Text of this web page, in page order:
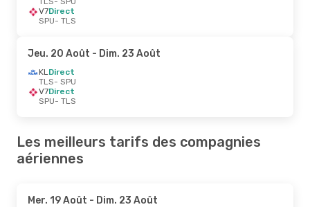
V7Direct
SPU- TLS
Jeu. 20 Août - Dim. 23 Août
KLDirect
TLS- SPU
V7Direct
SPU- TLS
Les meilleurs tarifs des compagnies
aériennes
Mer. 19 Août - Dim. 23 Août